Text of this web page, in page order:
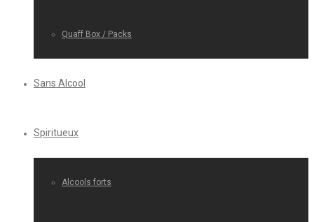
Quaff Box / Packs
Sans Alcool
Spiritueux
Alcools forts